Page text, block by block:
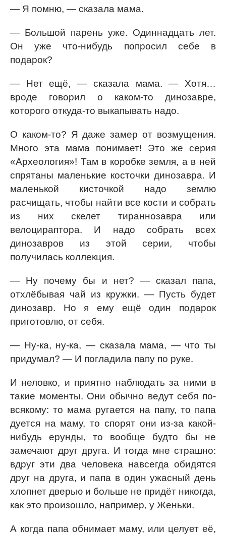
— Я помню, — сказала мама.
— Большой парень уже. Одиннадцать лет.
Он уже что-нибудь попросил себе в
подарок?
— Нет ещё, — сказала мама. — Хотя…
вроде говорил о каком-то динозавре,
которого откуда-то выкапывать надо.
О каком-то? Я даже замер от возмущения.
Много эта мама понимает! Это же серия
«Археология»! Там в коробке земля, а в ней
спрятаны маленькие косточки динозавра. И
маленькой кисточкой надо землю
расчищать, чтобы найти все кости и собрать
из них скелет тираннозавра или
велоцираптора. И надо собрать всех
динозавров из этой серии, чтобы
получилась коллекция.
— Ну почему бы и нет? — сказал папа,
отхлёбывая чай из кружки. — Пусть будет
динозавр. Но я ему ещё один подарок
приготовлю, от себя.
— Ну-ка, ну-ка, — сказала мама, — что ты
придумал? — И погладила папу по руке.
И неловко, и приятно наблюдать за ними в
такие моменты. Они обычно ведут себя по-
всякому: то мама ругается на папу, то папа
дуется на маму, то спорят они из-за какой-
нибудь ерунды, то вообще будто бы не
замечают друг друга. И тогда мне страшно:
вдруг эти два человека навсегда обидятся
друг на друга, и папа в один ужасный день
хлопнет дверью и больше не придёт никогда,
как это произошло, например, у Женьки.
А когда папа обнимает маму, или целует её,